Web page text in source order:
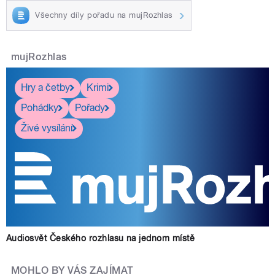
Všechny díly pořadu na mujRozhlas
mujRozhlas
Hry a četby
Krimi
Pohádky
Pořady
Živé vysílání
Audiosvět Českého rozhlasu na jednom místě
MOHLO BY VÁS ZAJÍMAT